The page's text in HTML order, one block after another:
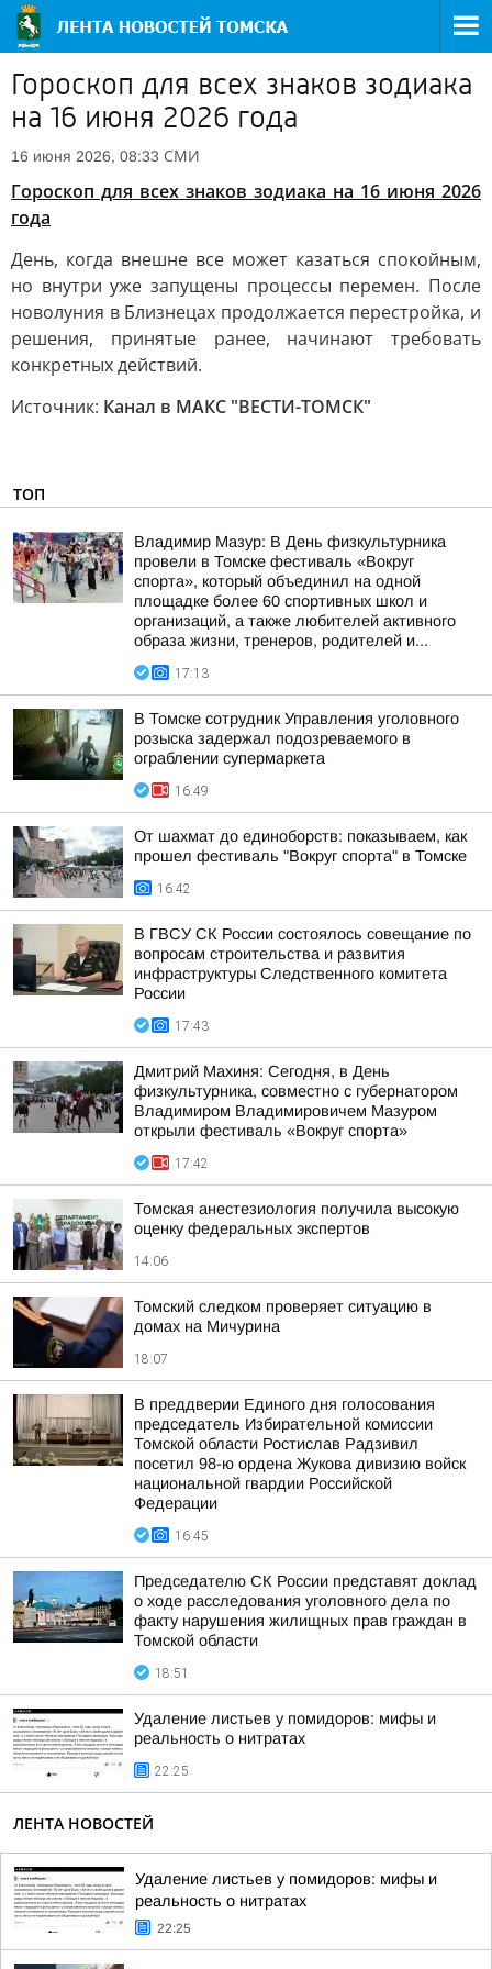
Гороскоп для всех знаков зодиака
на 16 июня 2026 года
16 июня 2026, 08:33 СМИ
Гороскоп для всех знаков зодиака на 16 июня 2026
года
День, когда внешне все может казаться спокойным,
но внутри уже запущены процессы перемен. После
новолуния в Близнецах продолжается перестройка, и
решения, принятые ранее, начинают требовать
конкретных действий.
Источник: Канал в МАКС "ВЕСТИ-ТОМСК"
ТОП
Владимир Мазур: В День физкультурника
провели в Томске фестиваль «Вокруг
спорта», который объединил на одной
площадке более 60 спортивных школ и
организаций, а также любителей активного
образа жизни, тренеров, родителей и...
17:13
В Томске сотрудник Управления уголовного
розыска задержал подозреваемого в
ограблении супермаркета
16:49
От шахмат до единоборств: показываем, как
прошел фестиваль "Вокруг спорта" в Томске
16:42
В ГВСУ СК России состоялось совещание по
вопросам строительства и развития
инфраструктуры Следственного комитета
России
17:43
Дмитрий Махиня: Сегодня, в День
физкультурника, совместно с губернатором
Владимиром Владимировичем Мазуром
открыли фестиваль «Вокруг спорта»
17:42
Томская анестезиология получила высокую
оценку федеральных экспертов
14:06
Томский следком проверяет ситуацию в
домах на Мичурина
18:07
В преддверии Единого дня голосования
председатель Избирательной комиссии
Томской области Ростислав Радзивил
посетил 98-ю ордена Жукова дивизию войск
национальной гвардии Российской
Федерации
16:45
Председателю СК России представят доклад
о ходе расследования уголовного дела по
факту нарушения жилищных прав граждан в
Томской области
18:51
Удаление листьев у помидоров: мифы и
реальность о нитратах
22:25
ЛЕНТА НОВОСТЕЙ
Удаление листьев у помидоров: мифы и
реальность о нитратах
22:25